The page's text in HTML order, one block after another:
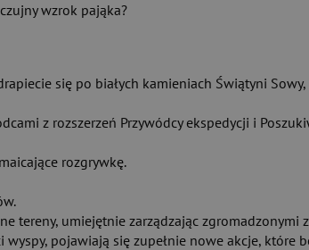
wzrok pająka?
się po białych kamieniach Świątyni
z rozszerzeń Przywódcy ekspedycji i
rozgrywkę.
tereny, umiejętnie zarządzając zgromadzonymi
pojawiają się zupełnie nowe akcje, które